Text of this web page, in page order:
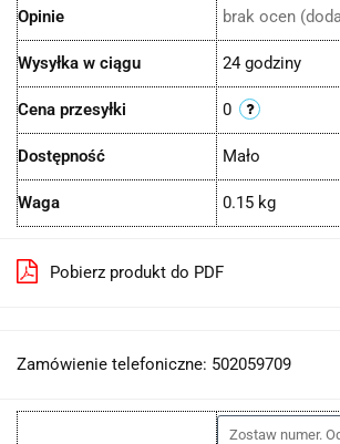
Opinie brak ocen
Wysyłka w ciągu 24 godziny
Cena przesyłki 0
Dostępność Mało
Waga 0.15 kg
Pobierz produkt do PDF
Zamówienie telefoniczne: 502059709